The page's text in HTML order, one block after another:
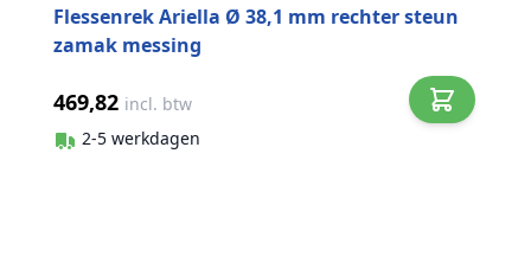
Flessenrek Ariella Ø 38,1 mm rechter steun
zamak messing
469,82 incl. btw
2-5 werkdagen